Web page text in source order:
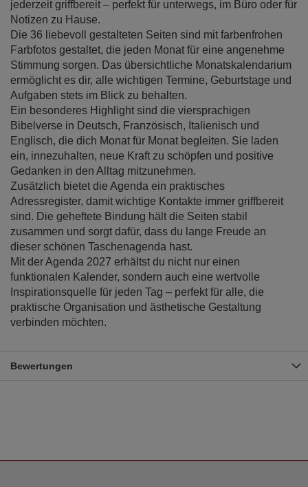
jederzeit griffbereit – perfekt für unterwegs, im Büro oder für
Notizen zu Hause.
Die 36 liebevoll gestalteten Seiten sind mit farbenfrohen
Farbfotos gestaltet, die jeden Monat für eine angenehme
Stimmung sorgen. Das übersichtliche Monatskalendarium
ermöglicht es dir, alle wichtigen Termine, Geburtstage und
Aufgaben stets im Blick zu behalten.
Ein besonderes Highlight sind die viersprachigen
Bibelverse in Deutsch, Französisch, Italienisch und
Englisch, die dich Monat für Monat begleiten. Sie laden
ein, innezuhalten, neue Kraft zu schöpfen und positive
Gedanken in den Alltag mitzunehmen.
Zusätzlich bietet die Agenda ein praktisches
Adressregister, damit wichtige Kontakte immer griffbereit
sind. Die geheftete Bindung hält die Seiten stabil
zusammen und sorgt dafür, dass du lange Freude an
dieser schönen Taschenagenda hast.
Mit der Agenda 2027 erhältst du nicht nur einen
funktionalen Kalender, sondern auch eine wertvolle
Inspirationsquelle für jeden Tag – perfekt für alle, die
praktische Organisation und ästhetische Gestaltung
verbinden möchten.
Bewertungen